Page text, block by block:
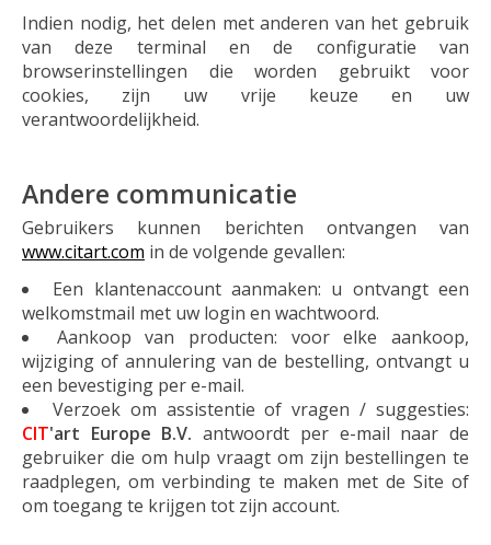
Indien nodig, het delen met anderen van het gebruik
van deze terminal en de configuratie van
browserinstellingen die worden gebruikt voor
cookies, zijn uw vrije keuze en uw
verantwoordelijkheid.
Andere communicatie
Gebruikers kunnen berichten ontvangen van
www.citart.com in de volgende gevallen:
Een klantenaccount aanmaken: u ontvangt een
welkomstmail met uw login en wachtwoord.
Aankoop van producten: voor elke aankoop,
wijziging of annulering van de bestelling, ontvangt u
een bevestiging per e-mail.
Verzoek om assistentie of vragen / suggesties:
CIT'art Europe B.V. antwoordt per e-mail naar de
gebruiker die om hulp vraagt ​​om zijn bestellingen te
raadplegen, om verbinding te maken met de Site of
om toegang te krijgen tot zijn account.